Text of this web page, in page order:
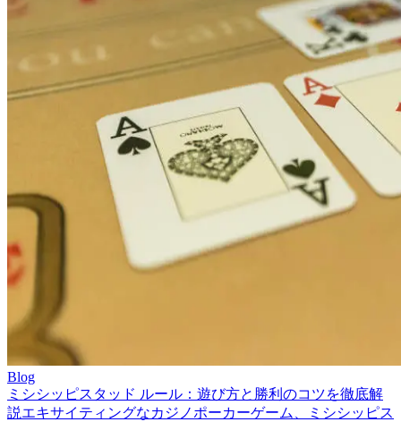
Blog
ミシシッピスタッド ルール：遊び方と勝利のコツを徹底解
説エキサイティングなカジノポーカーゲーム、ミシシッピス